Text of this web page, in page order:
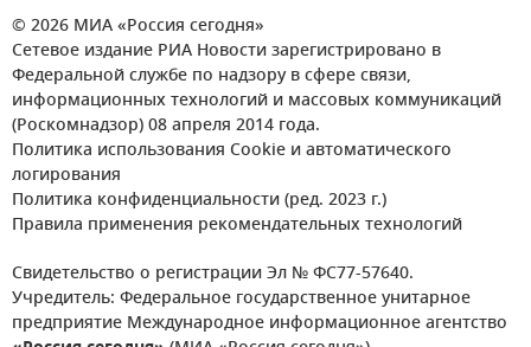
© 2026 МИА «Россия сегодня»
Сетевое издание РИА Новости зарегистрировано в
Федеральной службе по надзору в сфере связи,
информационных технологий и массовых коммуникаций
(Роскомнадзор) 08 апреля 2014 года.
Политика использования Cookie и автоматического
логирования
Политика конфиденциальности (ред. 2023 г.)
Правила применения рекомендательных технологий
Свидетельство о регистрации Эл № ФС77-57640.
Учредитель: Федеральное государственное унитарное
предприятие Международное информационное агентство